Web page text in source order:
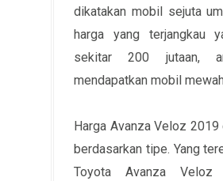
dikatakan mobil sejuta
harga yang terjangkau
sekitar 200 jutaan,
mendapatkan mobil
Harga Avanza Veloz 2019
berdasarkan tipe. Yang
Toyota Avanza